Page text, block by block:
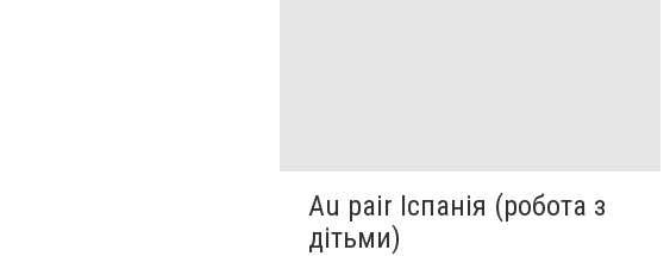
Au pair Іспанія (робота з
дітьми)